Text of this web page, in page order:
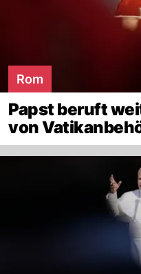
Rom
Papst beruft
von